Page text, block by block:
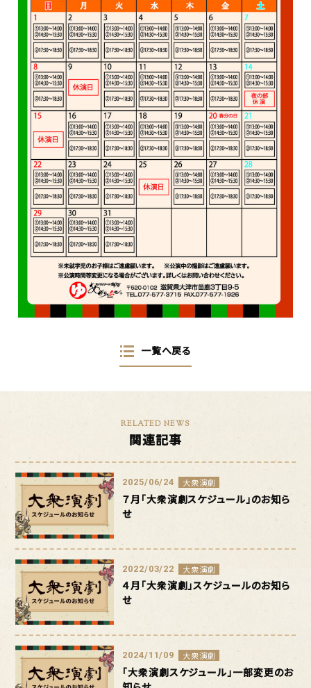
一覧へ戻る
RELATED NEWS
関連記事
2025/06/24 大衆演劇
７月「大衆演劇スケジュール」のお知ら
せ
2022/03/22 大衆演劇
４月「大衆演劇」スケジュールのお知ら
せ
2024/11/09 大衆演劇
「大衆演劇スケジュール」一部変更のお